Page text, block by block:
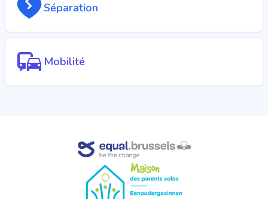
Séparation
Mobilité